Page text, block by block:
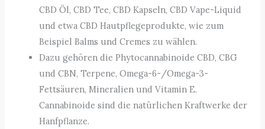
CBD Öl, CBD Tee, CBD Kapseln, CBD Vape-Liquid
und etwa CBD Hautpflegeprodukte, wie zum
Beispiel Balms und Cremes zu wählen.
Dazu gehören die Phytocannabinoide CBD, CBG
und CBN, Terpene, Omega-6-/Omega-3-
Fettsäuren, Mineralien und Vitamin E.
Cannabinoide sind die natürlichen Kraftwerke der
Hanfpflanze.